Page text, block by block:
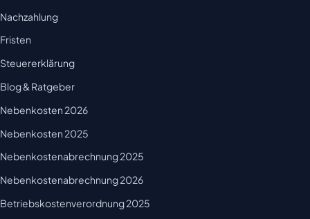
Nachzahlung
Fristen
Steuererklärung
Blog & Ratgeber
Nebenkosten 2026
Nebenkosten 2025
Nebenkostenabrechnung 2025
Nebenkostenabrechnung 2026
Betriebskostenverordnung 2025